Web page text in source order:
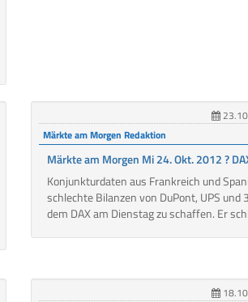
Märkte am Morgen Redaktion
Märkte am Morgen Mi 24. Okt. 2012 ?
Konjunkturdaten aus Frankreich und
schlechte Bilanzen von DuPont, UPS und
dem DAX am Dienstag zu schaffen. Er